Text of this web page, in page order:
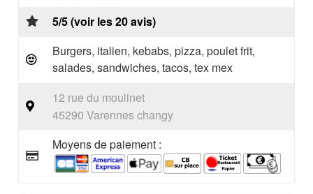
5/5 (voir les 20 avis)
Burgers, italien, kebabs, pizza, poulet frit,
salades, sandwiches, tacos, tex mex
12 rue du moulinet
45290 Varennes changy
Moyens de paiement :